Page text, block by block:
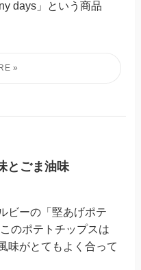
days」という商品
とごま油味
ビーの「堅あげポテ
のポテトチップスは
味がとてもよく合って